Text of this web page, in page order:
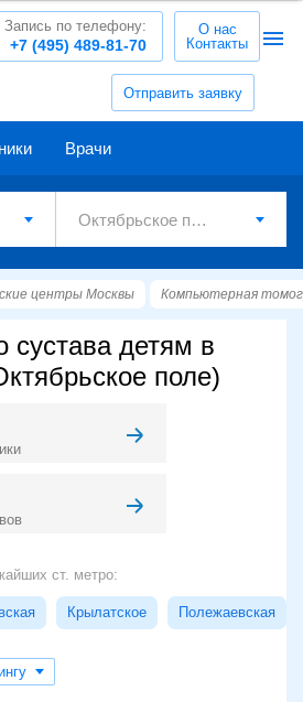
Отправить заявку
+7 (495) 489-81-70
Запись по телефону:
О нас
Контакты
Врачи
центры Москвы Компьютерная
сустава детям в
поле)
ст. метро:
Крылатское Полежаевская